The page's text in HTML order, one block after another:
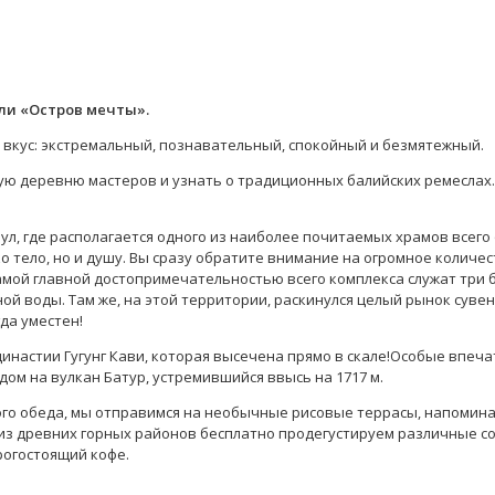
«Остров мечты».
экстремальный, познавательный, спокойный и безмятежный.
деревню мастеров и узнать о традиционных балийских
где располагается одного из наиболее почитаемых храмов
тело, но и душу. Вы сразу обратите внимание на огромное
главной достопримечательностью всего комплекса служат
воды. Там же, на этой территории, раскинулся целый рынок
уместен!
Гугунг Кави, которая высечена прямо в скале!Особые
на вулкан Батур, устремившийся ввысь на 1717 м.
обеда, мы отправимся на необычные рисовые террасы,
горных районов бесплатно продегустируем различные
кофе.